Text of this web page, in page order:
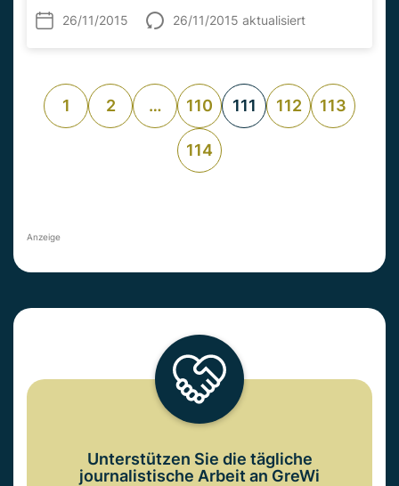
26/11/2015 26/11/2015 aktualisiert
1 2 … 110 111 112 113
114
Anzeige
Unterstützen Sie die tägliche
journalistische Arbeit an GreWi